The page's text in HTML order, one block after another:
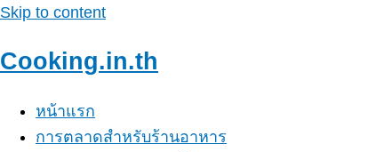
Skip to content
Cooking.in.th
หน้าแรก
การตลาดสำหรับร้านอาหาร